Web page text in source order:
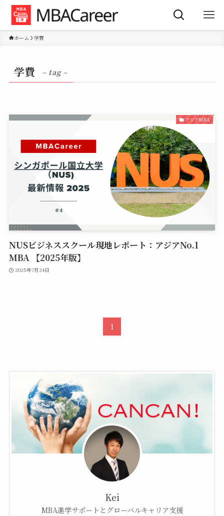
ホーム 学費
学費 – tag –
アジアMBA
NUSビジネススクール現地レポート：アジアNo.1
MBA 【2025年版】
2025年7月24日
1
Kei
MBA進学サポートとグローバルキャリア支援